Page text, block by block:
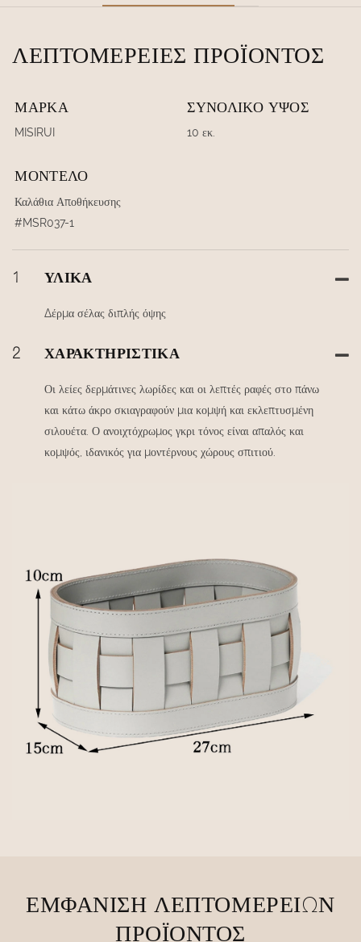
ΛΕΠΤΟΜΈΡΕΙΕΣ ΠΡΟΪΌΝΤΟΣ
ΜΆΡΚΑ
MISIRUI
ΣΥΝΟΛΙΚΌ ΎΨΟΣ
10 εκ.
ΜΟΝΤΈΛΟ
Καλάθια Αποθήκευσης
#MSR037-1
1 ΥΛΙΚΆ
Δέρμα σέλας διπλής όψης
2 ΧΑΡΑΚΤΗΡΙΣΤΙΚΆ
Οι λείες δερμάτινες λωρίδες και οι λεπτές ραφές στο πάνω
και κάτω άκρο σκιαγραφούν μια κομψή και εκλεπτυσμένη
σιλουέτα. Ο ανοιχτόχρωμος γκρι τόνος είναι απαλός και
κομψός, ιδανικός για μοντέρνους χώρους σπιτιού.
ΕΜΦΆΝΙΣΗ ΛΕΠΤΟΜΕΡΕΙΏΝ
ΠΡΟΪΌΝΤΟΣ